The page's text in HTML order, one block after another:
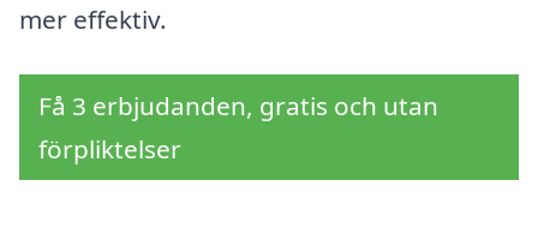
mer effektiv.
Få 3 erbjudanden, gratis och utan
förpliktelser